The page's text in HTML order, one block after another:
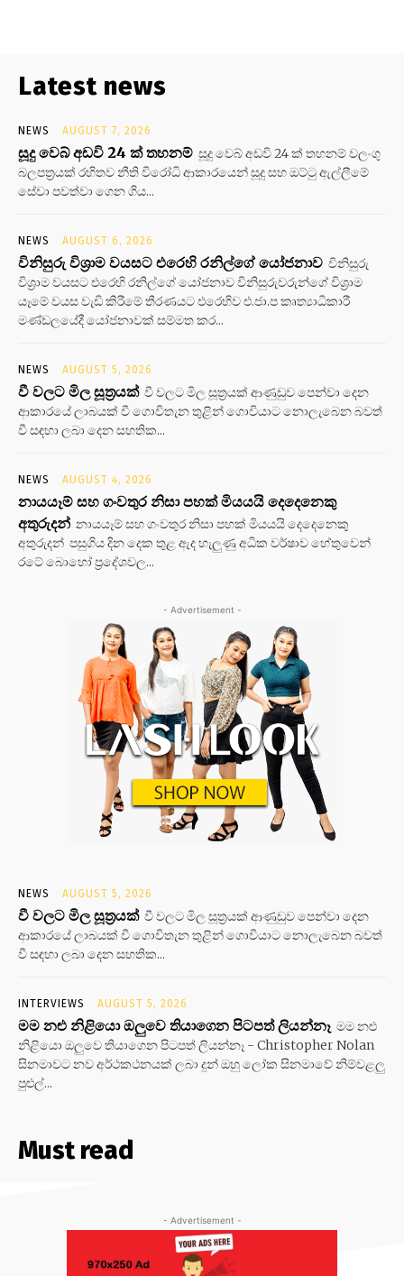
Latest news
NEWS AUGUST 7, 2026
සූදු වෙබ් අඩවි 24 ක් තහනම් සූදු වෙබ් අඩවි 24 ක් තහනම් වලංගු
බලපත්‍රයක් රහිතව නීති විරෝධි ආකාරයෙන් සූදු සහ ඔට්ටු ඇල්ලීමේ
සේවා පවත්වා ගෙන ගිය...
NEWS AUGUST 6, 2026
විනිසුරු විශ්‍රාම වයසට එරෙහි රනිල්ගේ යෝජනාව විනිසුරු
විශ්‍රාම වයසට එරෙහි රනිල්ගේ යෝජනාව විනිසුරුවරුන්ගේ විශ්‍රාම
යෑමේ වයස වැඩි කිරීමේ තීරණයට එරෙහිව එ.ජා.ප කෘත්‍යාධිකාරී
මණ්ඩලයේදී යෝජනාවක් සම්මත කර...
NEWS AUGUST 5, 2026
වී වලට මිල සූත්‍රයක් වී වලට මිල සූත්‍රයක් ආණුඩුව පෙන්වා දෙන
ආකාරයේ ලාබයක් වී ගොවිතැන තුළින් ගොවියාට නොලැබෙන බවත්
වී සඳහා ලබා දෙන සහතික...
NEWS AUGUST 4, 2026
නායයෑම් සහ ගංවතුර නිසා පහක් මියයයි දෙදෙනෙකු
අතුරුදන් නායයෑම් සහ ගංවතුර නිසා පහක් මියයයි දෙදෙනෙකු
අතුරුදන් පසුගිය දින දෙක තුළ ඇද හැලුණු අධික වර්ෂාව හේතුවෙන්
රටේ බොහෝ ප්‍රදේශවල...
- Advertisement -
NEWS AUGUST 5, 2026
වී වලට මිල සූත්‍රයක් වී වලට මිල සූත්‍රයක් ආණුඩුව පෙන්වා දෙන
ආකාරයේ ලාබයක් වී ගොවිතැන තුළින් ගොවියාට නොලැබෙන බවත්
වී සඳහා ලබා දෙන සහතික...
INTERVIEWS AUGUST 5, 2026
මම නළු නිළියො ඔලුවෙ තියාගෙන පිටපත් ලියන්නෑ මම නළු
නිළියො ඔලුවෙ තියාගෙන පිටපත් ලියන්නෑ - Christopher Nolan
සිනමාවට නව අර්ථකථනයක් ලබා දුන් ඔහු ලෝක සිනමාවේ නිම්වළලු
පුළුල්...
Must read
- Advertisement -